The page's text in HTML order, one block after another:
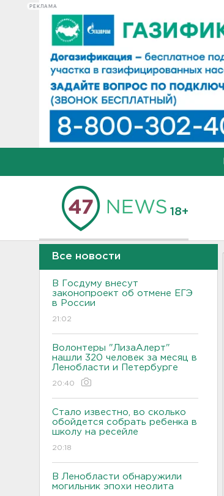
РЕКЛАМА
18+
Все новости
В Госдуму внесут
законопроект об отмене ЕГЭ
в России
21:02
Волонтеры "ЛизаАлерт"
нашли 320 человек за месяц в
Ленобласти и Петербурге
20:40
Стало известно, во сколько
обойдется собрать ребенка в
школу на ресейле
20:18
В Ленобласти обнаружили
могильник эпохи неолита